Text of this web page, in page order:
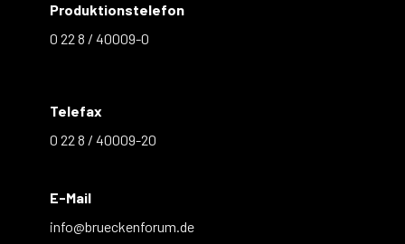
Produktionstelefon
0 22 8 / 40009-0
Telefax
0 22 8 / 40009-20
E-Mail
info@brueckenforum.de